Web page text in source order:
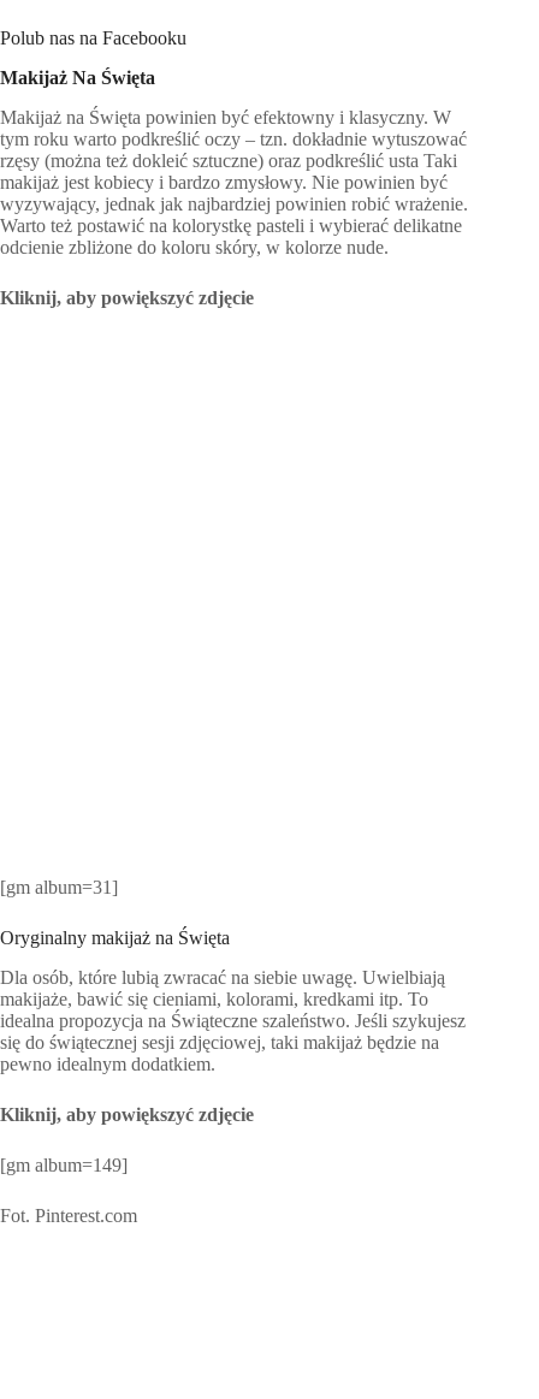
Polub nas na Facebooku
Makijaż Na Święta
Makijaż na Święta powinien być efektowny i klasyczny. W
tym roku warto podkreślić oczy – tzn. dokładnie wytuszować
rzęsy (można też dokleić sztuczne) oraz podkreślić usta Taki
makijaż jest kobiecy i bardzo zmysłowy. Nie powinien być
wyzywający, jednak jak najbardziej powinien robić wrażenie.
Warto też postawić na kolorystkę pasteli i wybierać delikatne
odcienie zbliżone do koloru skóry, w kolorze nude.
Kliknij, aby powiększyć zdjęcie
[gm album=31]
Oryginalny makijaż na Święta
Dla osób, które lubią zwracać na siebie uwagę. Uwielbiają
makijaże, bawić się cieniami, kolorami, kredkami itp. To
idealna propozycja na Świąteczne szaleństwo. Jeśli szykujesz
się do świątecznej sesji zdjęciowej, taki makijaż będzie na
pewno idealnym dodatkiem.
Kliknij, aby powiększyć zdjęcie
[gm album=149]
Fot. Pinterest.com